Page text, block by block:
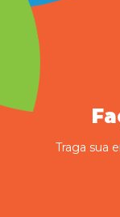
Traga sua